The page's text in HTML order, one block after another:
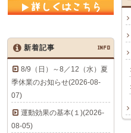
新着記事 INFO
8/9（日）～8／12（水）夏
季休業のお知らせ(2026-08-
07)
運動効果の基本(１)(2026-
08-05)